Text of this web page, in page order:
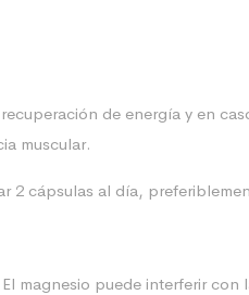
de energía y en
muscular.
2 cápsulas al día,
El magnesio puede interferir